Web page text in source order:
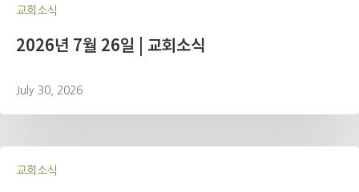
교회소식
2026년 7월 26일 | 교회소식
July 30, 2026
교회소식